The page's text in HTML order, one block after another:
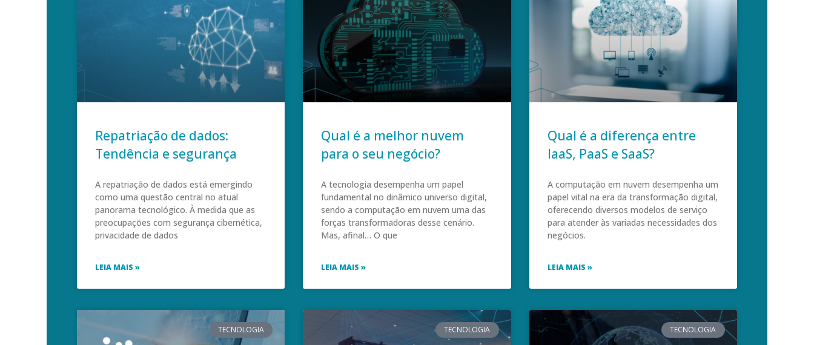
Repatriação de dados:
Tendência e segurança
A repatriação de dados está emergindo
como uma questão central no atual
panorama tecnológico. À medida que as
preocupações com segurança cibernética,
privacidade de dados
LEIA MAIS »
Qual é a melhor nuvem
para o seu negócio?
A tecnologia desempenha um papel
fundamental no dinâmico universo digital,
sendo a computação em nuvem uma das
forças transformadoras desse cenário.
Mas, afinal… O que
LEIA MAIS »
Qual é a diferença entre
IaaS, PaaS e SaaS?
A computação em nuvem desempenha um
papel vital na era da transformação digital,
oferecendo diversos modelos de serviço
para atender às variadas necessidades dos
negócios.
LEIA MAIS »
TECNOLOGIA TECNOLOGIA TECNOLOGIA